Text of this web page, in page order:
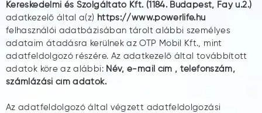
Kereskedelmi és Szolgáltató Kft. (1184. Budapest, Fay u.2.)
adatkezelő által a(z) https://www.powerlife.hu
felhasználói adatbázisában tárolt alábbi személyes
adataim átadásra kerülnek az OTP Mobil Kft., mint
adatfeldolgozó részére. Az adatkezelő által továbbított
adatok köre az alábbi: Név, e-mail cím , telefonszám,
számlázási cím adatok.
Az adatfeldolgozó által végzett adatfeldolgozási